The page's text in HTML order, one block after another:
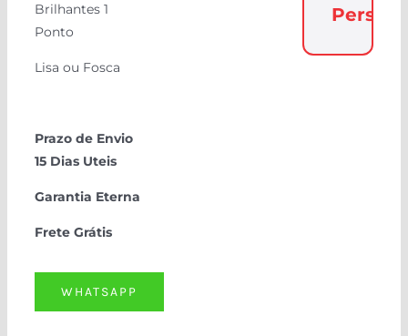
Brilhantes 1
Ponto
Lisa ou Fosca
Prazo de Envio
15 Dias Uteis
Garantia Eterna
Frete Grátis
WHATSAPP